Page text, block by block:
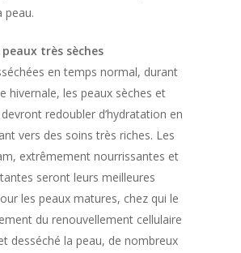
peau.
peaux très sèches
en temps normal, durant
hivernale, les peaux sèches et
redoubler d’hydratation en
vers des soins très riches. Les
extrêmement nourrissantes et
seront leurs meilleures
les peaux matures, chez qui le
du renouvellement cellulaire
desséché la peau, de nombreux